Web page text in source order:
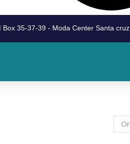
Box 35-37-39 - Moda Center Santa cruz